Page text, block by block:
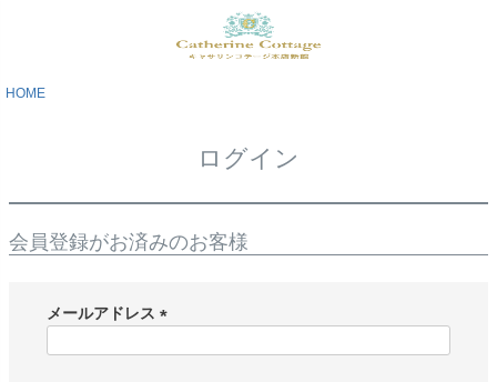
HOME
ログイン
会員登録がお済みのお客様
メールアドレス